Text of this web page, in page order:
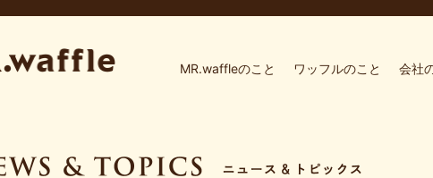
MR.waffleのこと ワッフルのこと 会社